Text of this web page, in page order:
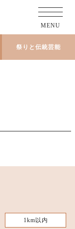
祭りと伝統芸能
MENU
1km以内